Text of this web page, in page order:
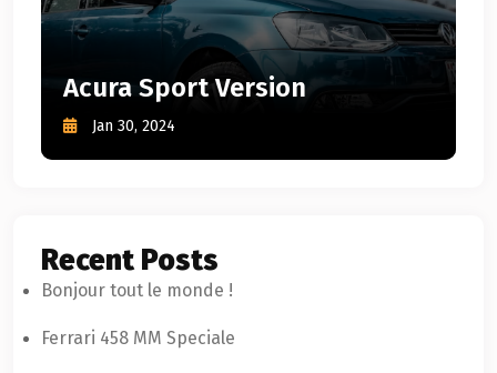
Acura Sport Version
Jan 30, 2024
Recent Posts
Bonjour tout le monde !
Ferrari 458 MM Speciale